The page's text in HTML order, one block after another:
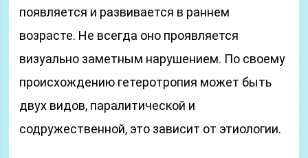
появляется и развивается в раннем
возрасте. Не всегда оно проявляется
визуально заметным нарушением. По своему
происхождению гетеротропия может быть
двух видов, паралитической и
содружественной, это зависит от этиологии.